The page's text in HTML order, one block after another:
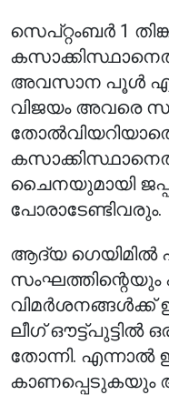
സെപ്റ്റംബർ 1
അവസാന പൂൾ എ
വിജയം അവരെ
ചൈനയുമായി
പോരാടേണ്ടിവരും.
ആദ്യ ഗെയിമിൽ
സംഘത്തിന്റെയും
വിമർശനങ്ങൾക്ക്
ലീഗ്
തോന്നി. എന്നാൽ
കാണപ്പെടുകയും